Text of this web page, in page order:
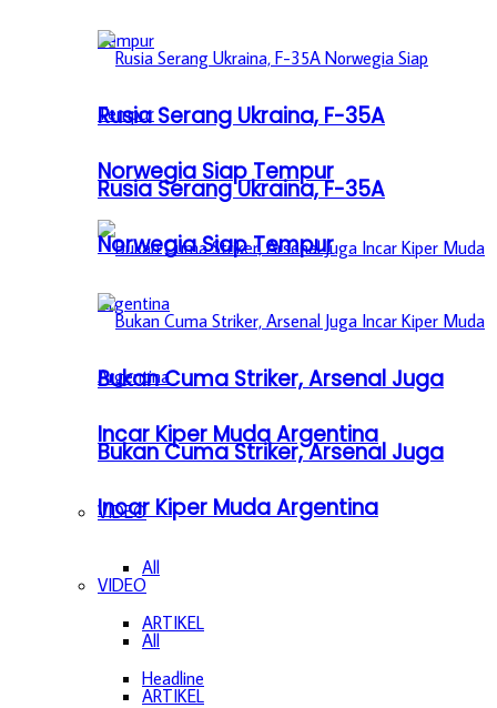
Rusia Serang Ukraina, F-35A
Norwegia Siap Tempur
Bukan Cuma Striker, Arsenal Juga
Incar Kiper Muda Argentina
VIDEO
All
ARTIKEL
Headline
Rusia Serang Ukraina, F-35A
Norwegia Siap Tempur
Bukan Cuma Striker, Arsenal Juga
Incar Kiper Muda Argentina
VIDEO
All
ARTIKEL